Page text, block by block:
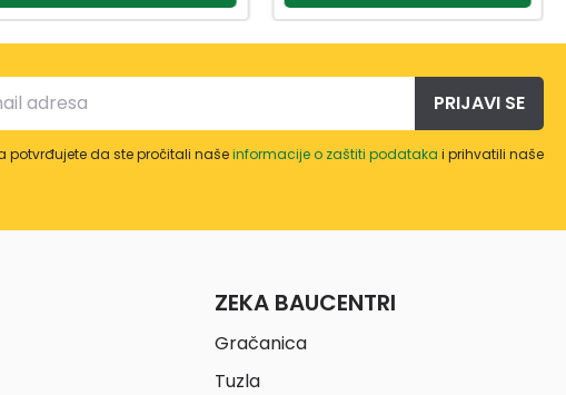
PRIJAVI SE
potvrđujete da ste pročitali našeinformacije o zaštiti podataka i prihvatili naše
ZEKA BAUCENTRI
Gračanica
Tuzla